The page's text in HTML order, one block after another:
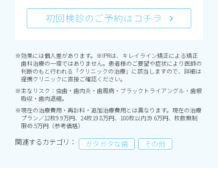
初回検診のご予約はコチラ
※効果には個人差があります。※IPRは、キレイライン矯正による矯正
歯科治療の一環ではありません。患者様のご要望や症状により医師の
判断のもと行われる「クリニックの治療」に該当しますので、詳細は
提携クリニックに直接ご確認ください。
※主なリスク：虫歯・歯肉炎・歯周病・ブラックトライアングル・歯根
吸収・歯肉退縮。
※現在の治療費用・再診料・追加治療費用とは異なります。現在の治療
プラン／12枚9.9万円、24枚19.8万円、100枚以内39.6万円、枚数無制
限49.5万円（参考価格）
関連するカテゴリ： ガタガタな歯 その他